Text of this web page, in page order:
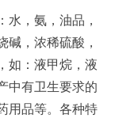
水，氨，油品，
碱，浓稀硫酸，
如：液甲烷，液
中有卫生要求的
用品等。各种特